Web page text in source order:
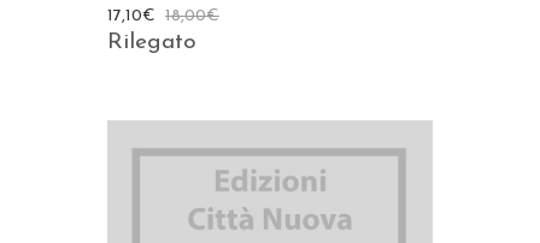
18,00€
17,10€
Rilegato